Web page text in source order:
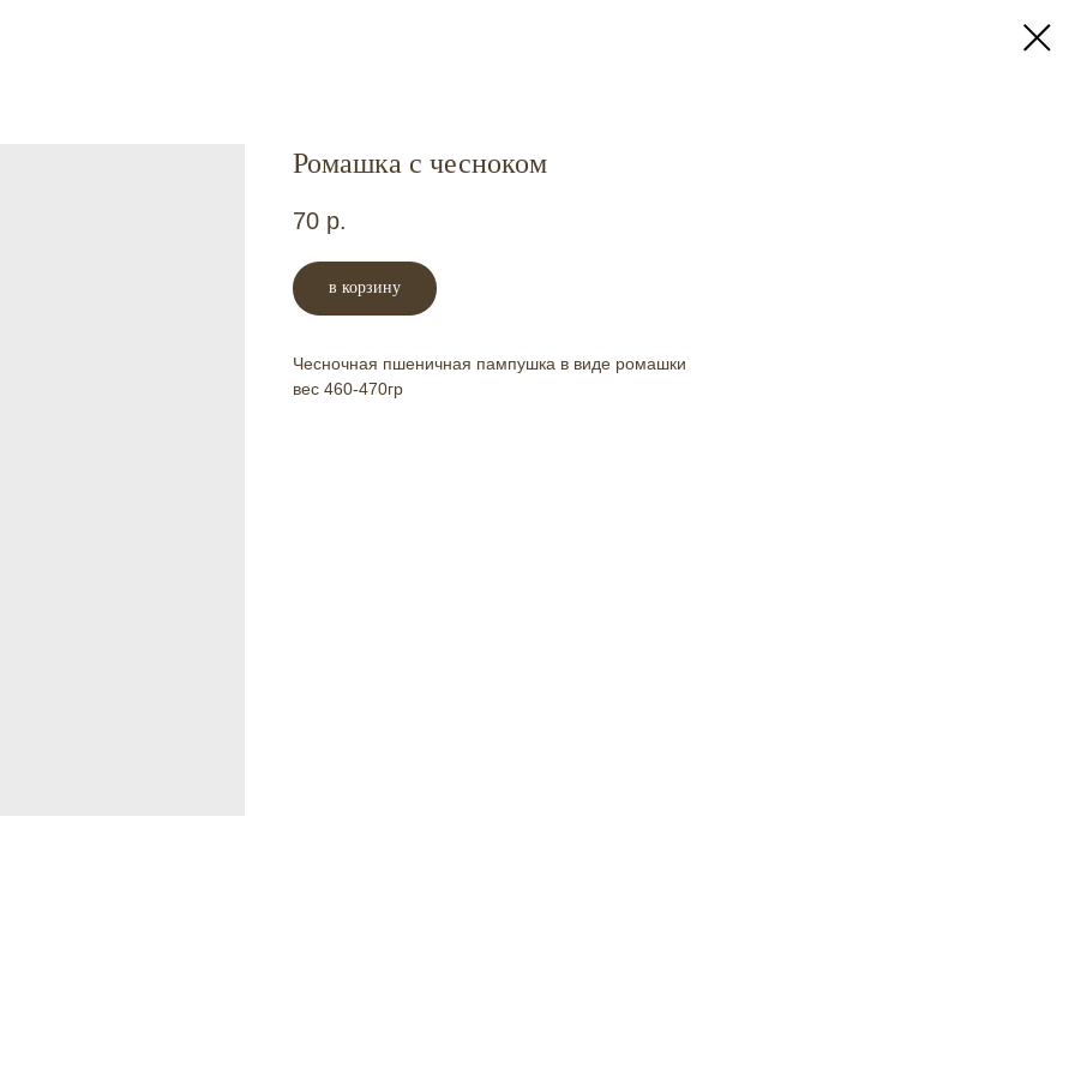
Ромашка с чесноком
70 р.
в корзину
Чесночная пшеничная пампушка в виде ромашки
вес 460-470гр